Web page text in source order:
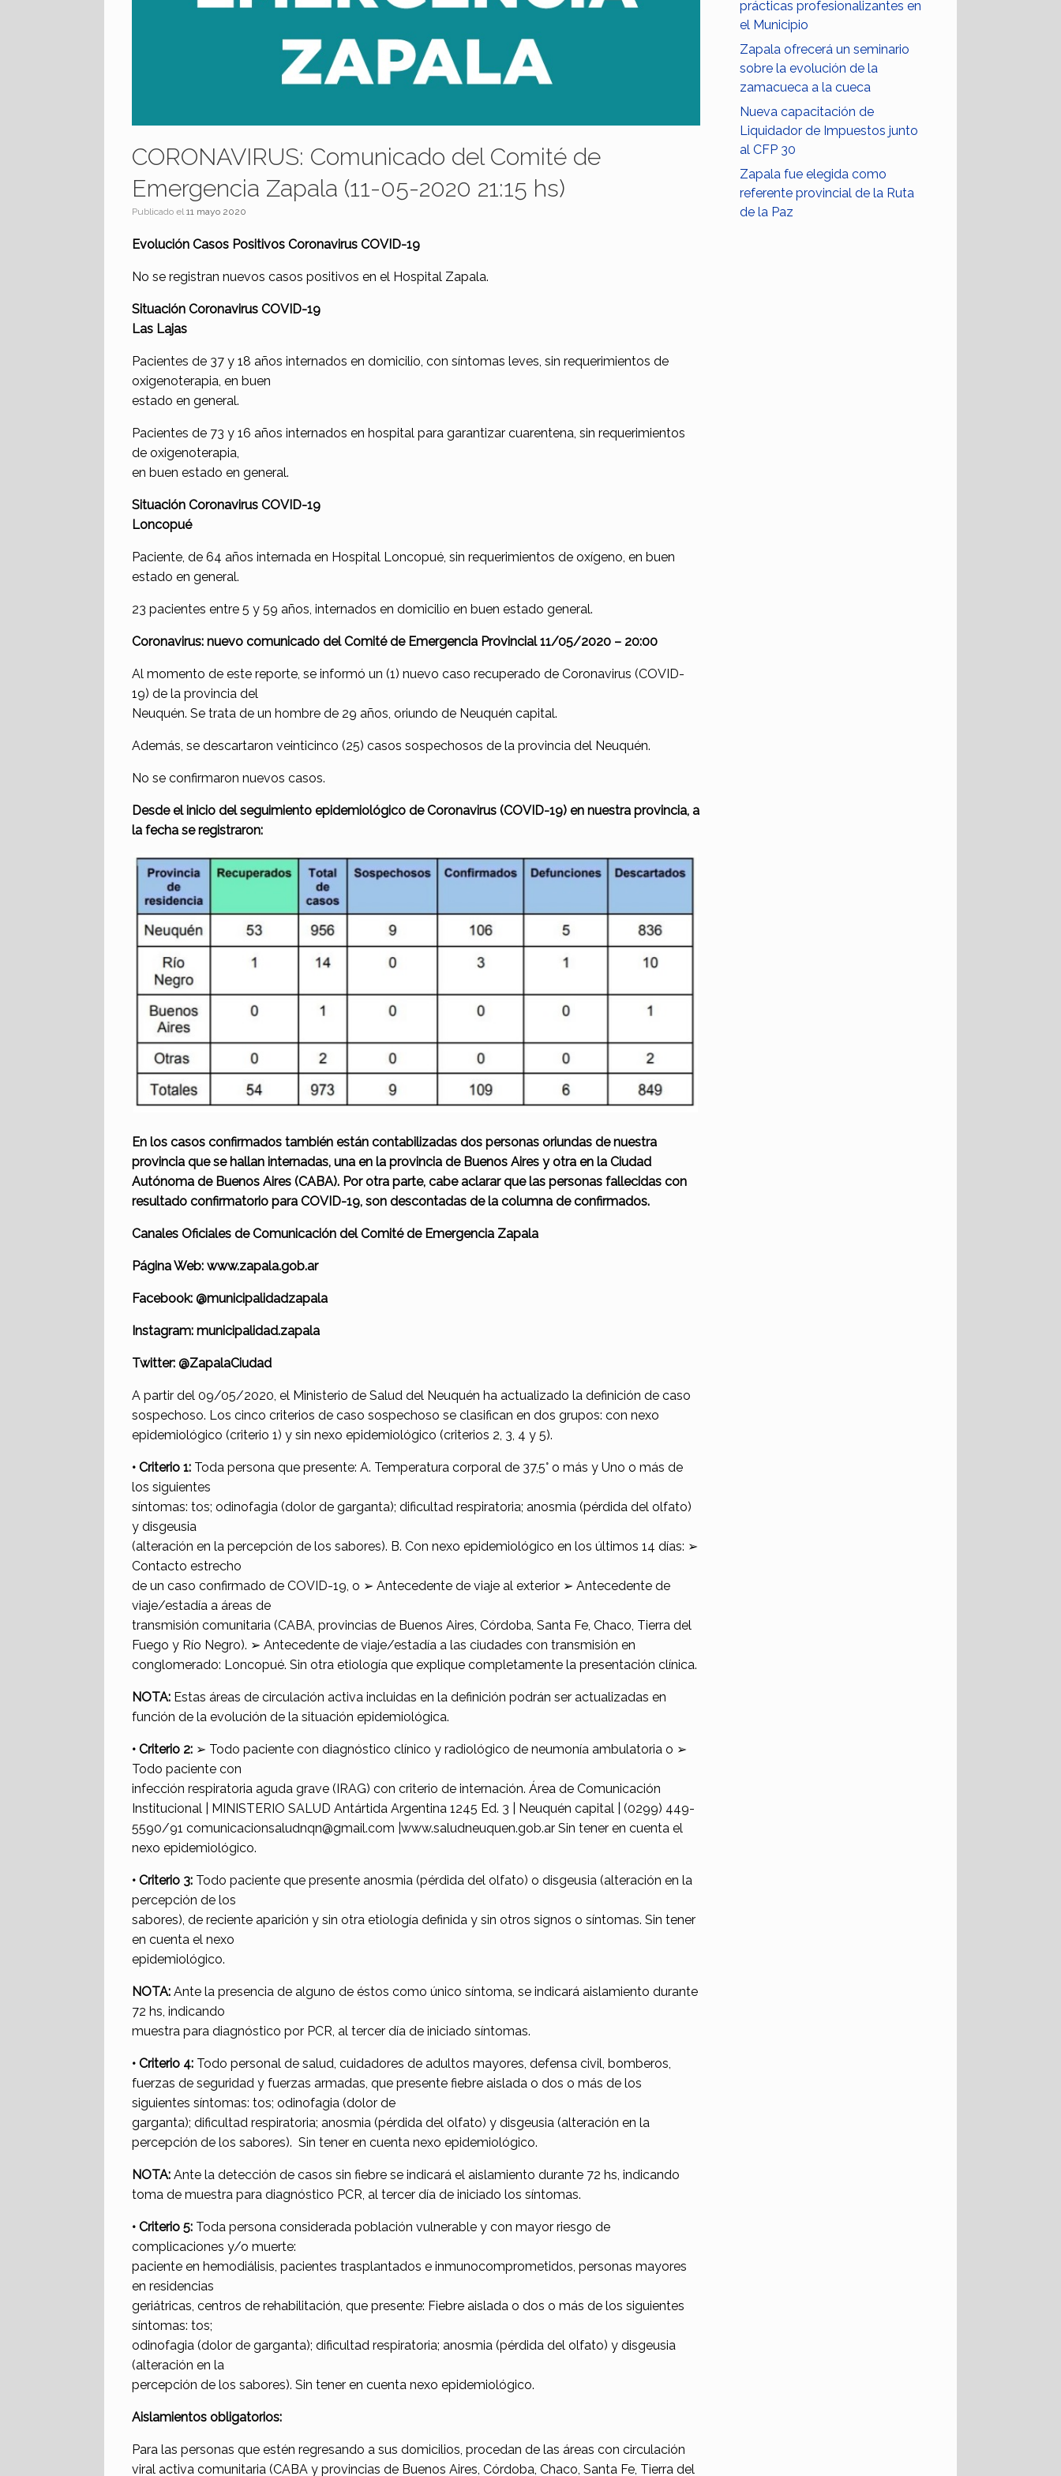
CORONAVIRUS: Comunicado del Comité de
Emergencia Zapala (11-05-2020 21:15 hs)
Publicado el11 mayo 2020
Evolución Casos Positivos Coronavirus COVID-19
No se registran nuevos casos positivos en el Hospital Zapala.
Situación Coronavirus COVID-19
Las Lajas
Pacientes de 37 y 18 años internados en domicilio, con síntomas leves, sin requerimientos de
oxigenoterapia, en buen
estado en general.
Pacientes de 73 y 16 años internados en hospital para garantizar cuarentena, sin requerimientos
de oxigenoterapia,
en buen estado en general.
Situación Coronavirus COVID-19
Loncopué
Paciente, de 64 años internada en Hospital Loncopué, sin requerimientos de oxígeno, en buen
estado en general.
23 pacientes entre 5 y 59 años, internados en domicilio en buen estado general.
Coronavirus: nuevo comunicado del Comité de Emergencia Provincial 11/05/2020 – 20:00
Al momento de este reporte, se informó un (1) nuevo caso recuperado de Coronavirus (COVID-
19) de la provincia del
Neuquén. Se trata de un hombre de 29 años, oriundo de Neuquén capital.
Además, se descartaron veinticinco (25) casos sospechosos de la provincia del Neuquén.
No se confirmaron nuevos casos.
Desde el inicio del seguimiento epidemiológico de Coronavirus (COVID-19) en nuestra provincia, a
la fecha seregistraron:
En los casos confirmados también están contabilizadas dos personas oriundas de nuestra
provincia que se hallan internadas, una en la provincia de Buenos Aires y otra en la Ciudad
Autónoma de Buenos Aires (CABA). Por otra parte, cabe aclarar que las personas fallecidas con
resultado confirmatorio para COVID-19, son descontadas de la columna de confirmados.
Canales Oficiales de Comunicación del Comité de Emergencia Zapala
Página Web: www.zapala.gob.ar
Facebook: @municipalidadzapala
Instagram: municipalidad.zapala
Twitter: @ZapalaCiudad
A partir del 09/05/2020, el Ministerio de Salud del Neuquén ha actualizado la definición de caso
sospechoso. Los cinco criterios de caso sospechoso se clasifican en dos grupos: con nexo
epidemiológico (criterio 1) y sin nexo epidemiológico (criterios 2, 3, 4 y 5).
• Criterio 1: Toda persona que presente: A. Temperatura corporal de 37,5° o más y Uno o más de
los siguientes
síntomas: tos; odinofagia (dolor de garganta); dificultad respiratoria; anosmia (pérdida del olfato)
y disgeusia
(alteración en la percepción de los sabores). B. Con nexo epidemiológico en los últimos 14 días: ➢
Contacto estrecho
de un caso confirmado de COVID-19, o ➢ Antecedente de viaje al exterior ➢ Antecedente de
viaje/estadía a áreas de
transmisión comunitaria (CABA, provincias de Buenos Aires, Córdoba, Santa Fe, Chaco, Tierra del
Fuego y Río Negro). ➢ Antecedente de viaje/estadía a las ciudades con transmisión en
conglomerado: Loncopué. Sin otra etiología que explique completamente la presentación clínica.
NOTA: Estas áreas de circulación activa incluidas en la definición podrán ser actualizadas en
función de la evolución de la situación epidemiológica.
• Criterio 2: ➢ Todo paciente con diagnóstico clínico y radiológico de neumonía ambulatoria o ➢
Todo paciente con
infección respiratoria aguda grave (IRAG) con criterio de internación. Área de Comunicación
Institucional | MINISTERIO SALUD Antártida Argentina 1245 Ed. 3 | Neuquén capital | (0299) 449-
5590/91 comunicacionsaludnqn@gmail.com |www.saludneuquen.gob.ar Sin tener en cuenta el
nexo epidemiológico.
• Criterio 3: Todo paciente que presente anosmia (pérdida del olfato) o disgeusia (alteración en la
percepción de los
sabores), de reciente aparición y sin otra etiología definida y sin otros signos o síntomas. Sin tener
en cuenta el nexo
epidemiológico.
NOTA: Ante la presencia de alguno de éstos como único síntoma, se indicará aislamiento durante
72 hs, indicando
muestra para diagnóstico por PCR, al tercer día de iniciado síntomas.
• Criterio 4: Todo personal de salud, cuidadores de adultos mayores, defensa civil, bomberos,
fuerzas de seguridad y fuerzas armadas, que presente fiebre aislada o dos o más de los
siguientes síntomas: tos; odinofagia (dolor de
garganta); dificultad respiratoria; anosmia (pérdida del olfato) y disgeusia (alteración en la
percepción de los sabores). Sin tener en cuenta nexo epidemiológico.
NOTA: Ante la detección de casos sin fiebre se indicará el aislamiento durante 72 hs, indicando
toma de muestra para diagnóstico PCR, al tercer día de iniciado los síntomas.
• Criterio 5: Toda persona considerada población vulnerable y con mayor riesgo de
complicaciones y/o muerte:
paciente en hemodiálisis, pacientes trasplantados e inmunocomprometidos, personas mayores
en residencias
geriátricas, centros de rehabilitación, que presente: Fiebre aislada o dos o más de los siguientes
síntomas: tos;
odinofagia (dolor de garganta); dificultad respiratoria; anosmia (pérdida del olfato) y disgeusia
(alteración en la
percepción de los sabores). Sin tener en cuenta nexo epidemiológico.
Aislamientos obligatorios:
Para las personas que estén regresando a sus domicilios, procedan de las áreas con circulación
viral activa comunitaria (CABA y provincias de Buenos Aires, Córdoba, Chaco, Santa Fe, Tierra del
prácticas profesionalizantes en
el Municipio
Zapala ofrecerá un seminario
sobre la evolución de la
zamacueca a la cueca
Nueva capacitación de
Liquidador de Impuestos junto
al CFP 30
Zapala fue elegida como
referente provincial de la Ruta
de la Paz